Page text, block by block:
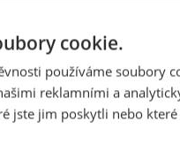
cookie.
používáme soubory
reklamními a
jste jim poskytli nebo